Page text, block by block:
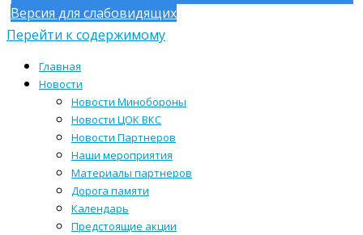
Версия для слабовидящих
Перейти к содержимому
Главная
Новости
Новости Минобороны
Новости ЦОК ВКС
Новости Партнеров
Наши мероприятия
Материалы партнеров
Дорога памяти
Календарь
Предстоящие акции